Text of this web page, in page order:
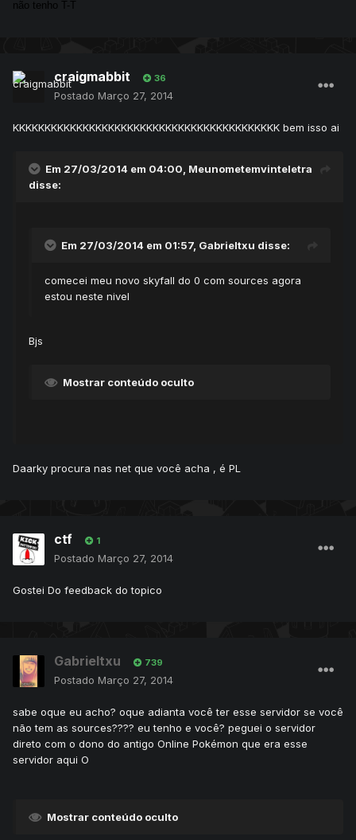
não tenho T-T
craigmabbit 36
Postado Março 27, 2014
KKKKKKKKKKKKKKKKKKKKKKKKKKKKKKKKKKKKKKKKKK bem isso ai
Em 27/03/2014 em 04:00, Meunometemvinteletra
disse:
Em 27/03/2014 em 01:57, Gabrieltxu disse:
comecei meu novo skyfall do 0 com sources agora
estou neste nivel
Bjs
Mostrar conteúdo oculto
Daarky procura nas net que você acha , é PL
ctf 1
Postado Março 27, 2014
Gostei Do feedback do topico
Gabrieltxu 739
Postado Março 27, 2014
sabe oque eu acho? oque adianta você ter esse servidor se você
não tem as sources???? eu tenho e você? peguei o servidor
direto com o dono do antigo Online Pokémon que era esse
servidor aqui O
Mostrar conteúdo oculto